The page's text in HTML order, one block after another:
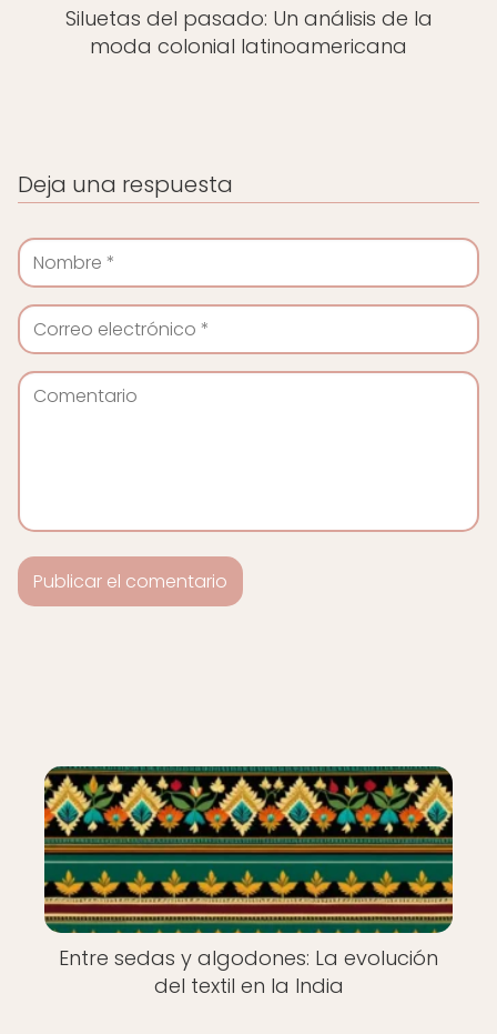
Siluetas del pasado: Un análisis de la
moda colonial latinoamericana
Deja una respuesta
Entre sedas y algodones: La evolución
del textil en la India